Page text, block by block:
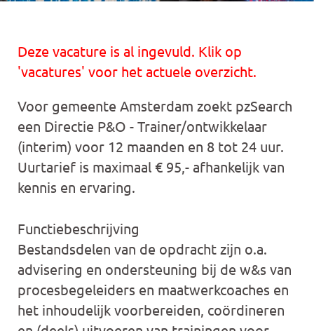
Deze vacature is al ingevuld. Klik op
'vacatures' voor het actuele overzicht.
Voor gemeente Amsterdam zoekt pzSearch
een Directie P&O - Trainer/ontwikkelaar
(interim) voor 12 maanden en 8 tot 24 uur.
Uurtarief is maximaal € 95,- afhankelijk van
kennis en ervaring.
Functiebeschrijving
Bestandsdelen van de opdracht zijn o.a.
advisering en ondersteuning bij de w&s van
procesbegeleiders en maatwerkcoaches en
het inhoudelijk voorbereiden, coördineren